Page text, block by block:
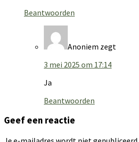
Beantwoorden
Anoniem zegt
3 mei 2025 om 17:14
Ja
Beantwoorden
Geef een reactie